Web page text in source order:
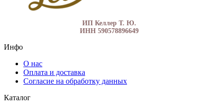
ИП Келлер Т. Ю.
ИНН 590578896649
Инфо
О нас
Оплата и доставка
Согласие на обработку данных
Каталог